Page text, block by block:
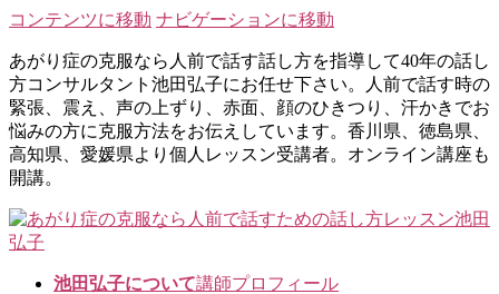
コンテンツに移動 ナビゲーションに移動
あがり症の克服なら人前で話す話し方を指導して40年の話し
方コンサルタント池田弘子にお任せ下さい。人前で話す時の
緊張、震え、声の上ずり、赤面、顔のひきつり、汗かきでお
悩みの方に克服方法をお伝えしています。香川県、徳島県、
高知県、愛媛県より個人レッスン受講者。オンライン講座も
開講。
池田弘子について講師プロフィール